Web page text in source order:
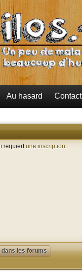
Au hasard Contact
requiertune inscription.